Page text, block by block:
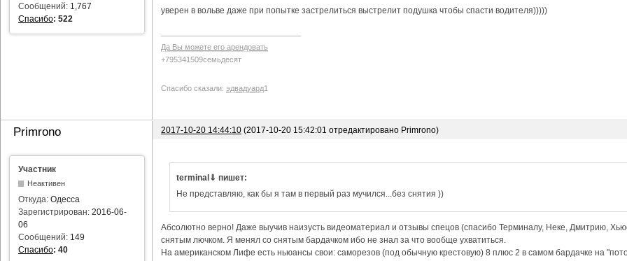
Сообщений: 1,767
Спасибо: 522
уверен в вольве даже при попытке застрелиться выстрелит подушка чтобы спасти водителя)))))
Да Вы можете его арендовать
+795341509семьдесят
Спасибо сказали: эдвадуард1
Primrono 2017-10-20 14:44:10 (2017-10-20 15:42:01 отредактировано Primrono)
Участник
Неактивен
Откуда: Одесса
Зарегистрирован: 2016-06-
06
Сообщений: 149
Спасибо: 40
terminal⇓ пишет:
Не представляю, как бы я там в первый раз мучился...без снятия ))
Абсолютно верно! Даже выучив наизусть видеоматериал и отзывы спецов (спасибо Терминалу, Неке, Дмитрию,
снятым лючком. Я менял со снятым бардачком ибо не знал за что вообще ухватиться.
На американском Лифе есть ньюансы свои: саморезов (под обычную крестовую) 8 плюс 2 в самом бардачке на